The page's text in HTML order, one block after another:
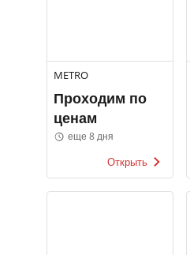
METRO
Проходим по
ценам
еще 8 дня
Открыть